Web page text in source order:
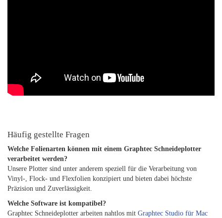
Häufig gestellte Fragen
Welche Folienarten können mit einem Graphtec Schneideplotter
verarbeitet werden?
Unsere Plotter sind unter anderem speziell für die Verarbeitung von
Vinyl-, Flock- und Flexfolien konzipiert und bieten dabei höchste
Präzision und Zuverlässigkeit.
Welche Software ist kompatibel?
Graphtec Schneideplotter arbeiten nahtlos mit Graphtec Studio für Mac